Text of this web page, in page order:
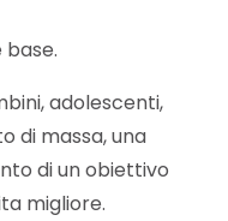
adolescenti,
di massa, una
di un obiettivo
migliore.